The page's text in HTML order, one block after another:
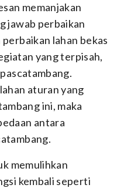
memanjakan
jawab perbaikan
lahan bekas
yang terpisah,
aturan yang
ini, maka
antara
memulihkan
kembali seperti